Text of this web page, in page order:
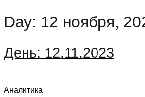
Day: 12 ноября,
День: 12.11.2023
Аналитика